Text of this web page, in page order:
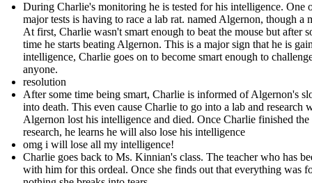
During Charlie's monitoring he is tested for his intelligence. One
major tests is having to race a lab rat. named Algernon, though a
At first, Charlie wasn't smart enough to beat the mouse but after
time he starts beating Algernon. This is a major sign that he is
intelligence, Charlie goes on to become smart enough to
anyone.
resolution
After some time being smart, Charlie is informed of Algernon's
into death. This even cause Charlie to go into a lab and research
Algernon lost his intelligence and died. Once Charlie finished the
research, he learns he will also lose his intelligence
omg i will lose all my intelligence!
Charlie goes back to Ms. Kinnian's class. The teacher who has
with him for this ordeal. Once she finds out that everything was